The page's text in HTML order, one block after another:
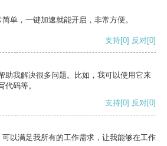
单，一键加速就能开启，非常方便。
支持[0] 反对[0]
助我解决很多问题。比如，我可以使用它来
代码等。
支持[0] 反对[0]
以满足我所有的工作需求，让我能够在工作